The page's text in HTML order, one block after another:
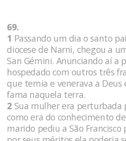
69.
1 Passando um dia o santo
diocese de Narni, chegou a
San Gémini. Anunciando aí a
hospedado com outros três
que temia e venerava a
fama naquela terra.
2 Sua mulher era perturbada
como era do conhecimento
marido pediu a São